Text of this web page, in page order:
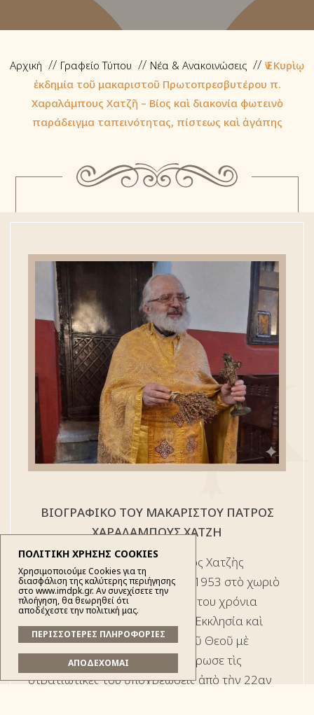
ΠΟΛΙΤΙΚΗ ΧΡΗΣΗΣ COOKIES
Χρησιμοποιούμε Cookies για τη
διασφάλιση της καλύτερης περιήγησης
στο www.imdpk.gr. Αν συνεχίσετε την
πλοήγηση, θα θεωρηθεί ότι
αποδέχεστε την πολιτική μας.
ΠΕΡΙΣΣΟΤΕΡΕΣ ΠΛΗΡΟΦΟΡΙΕΣ
ΑΠΟΔΕΧΟΜΑΙ
Αρχική Γραφείο Τύπου Νέα & Ανακοινώσεις
Ἐν Κυρὶῳ
ἐκδημία τοῦ μακαριστοῦ Πρωτοπρεσβυτέρου π.
Χαραλάμπους Χατζῆ – Βίος καὶ διακονία φωτεινὸ
παράδειγμα ταπεινότητας, πίστεως καὶ ἀγάπης
ΒΙΟΓΡΑΦΙΚΟ ΤΟΥ ΜΑΚΑΡΙΣΤΟΥ ΠΑΤΡΟΣ
ΧΑΡΑΛΑΜΠΟΥΣ ΧΑΤΖΗ
Ὁ μακαριστὸς πατὴρ Χαράλαμπος Χατζὴς
γεννήθηκε τὴν 1ην Ὀκτωβρίου 1953 στὸ χωριὸ
Πηγὴ Κονίτσης. Ἀπὸ τὰ νεανικὰ του χρόνια
ἔδειξε ἰδιαίτερη ἀγάπη γιὰ τὴν Ἐκκλησία καὶ
πόθο νὰ διακονήσει τὸν λαὸ τοῦ Θεοῦ μὲ
ταπείνωση καὶ συνέπεια. Ἐκπλήρωσε τὶς
στρατιωτικὲς του ὑποχρεώσεις ἀπὸ τὴν 22αν